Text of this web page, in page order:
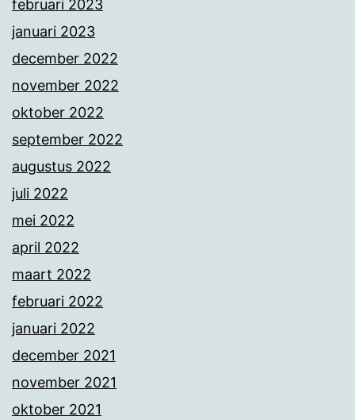
februari 2023
januari 2023
december 2022
november 2022
oktober 2022
september 2022
augustus 2022
juli 2022
mei 2022
april 2022
maart 2022
februari 2022
januari 2022
december 2021
november 2021
oktober 2021